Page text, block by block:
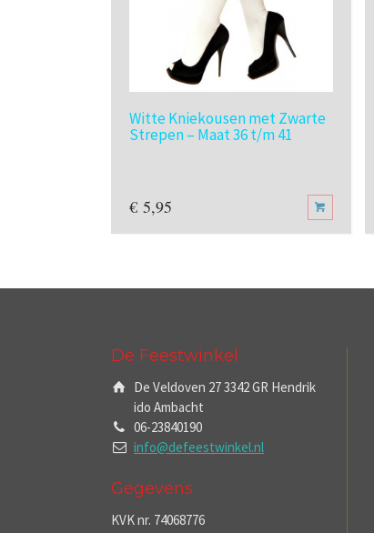
Witte Kniekousen met Zwarte
Strepen – Maat 36 t/m 41
€ 5,95
De Feestwinkel
De Veldoven 27 3342 GR Hendrik
ido Ambacht
06-23840190
info@defeestwinkel.nl
Gegevens
KVK nr. 74068776